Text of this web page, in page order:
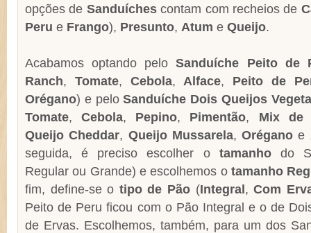
opções de Sanduíchescontam com recheios de
Peru e Frango), Presunto, Atum e Queijo.
Acabamos optando peloSanduíche Peito de
Ranch, Tomate, Cebola, Alface, Peito de
Orégano) e peloSanduíche Dois Queijos
Tomate,Cebola, Pepino, Pimentão, Mix de
Queijo Cheddar, Queijo Mussarela, Orégano e
seguida, é preciso escolher o tamanhodo
Regular ou Grande) e escolhemos o tamanho
fim, define-se o tipo de Pão(Integral,Com
Peito de Peru ficou com o Pão Integral e o de
de Ervas. Escolhemos, também, para um dos